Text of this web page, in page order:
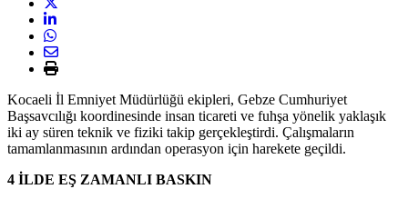
Kocaeli İl Emniyet Müdürlüğü ekipleri, Gebze Cumhuriyet
Başsavcılığı koordinesinde insan ticareti ve fuhşa yönelik yaklaşık
iki ay süren teknik ve fiziki takip gerçekleştirdi. Çalışmaların
tamamlanmasının ardından operasyon için harekete geçildi.
4 İLDE EŞ ZAMANLI BASKIN